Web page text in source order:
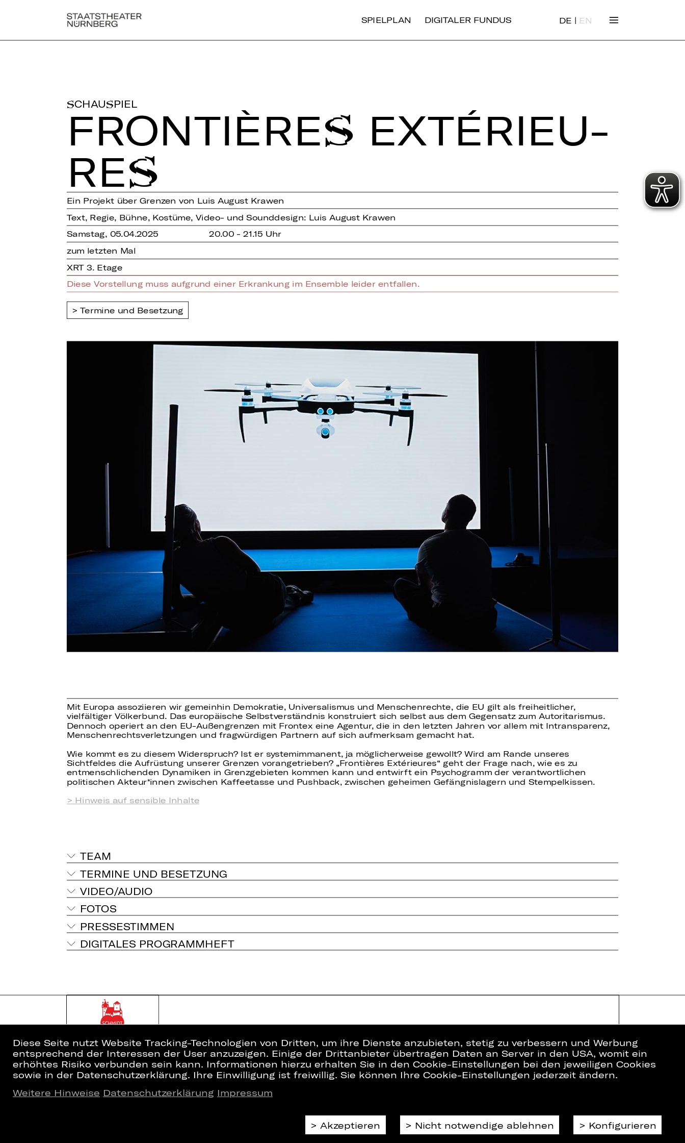
SPIELPLAN DIGITALER FUNDUS DE | EN
SCHAUSPIEL
FRON­TIÈ­RES EX­TÉ­RI­EU­
RES
Ein Projekt über Grenzen von Luis August Krawen
Text, Regie, Bühne, Kostüme, Video- und Sounddesign: Luis August Krawen
Samstag, 05.04.2025
20.00 - 21.15 Uhr
zum letzten Mal
XRT 3. Etage
Diese Vorstellung muss aufgrund einer Erkrankung im Ensemble leider entfallen.
Termine und Besetzung
Mit Europa assoziieren wir gemeinhin Demokratie, Universalismus und Menschenrechte, die EU gilt als freiheitlicher,
vielfältiger Völkerbund. Das europäische Selbstverständnis konstruiert sich selbst aus dem Gegensatz zum Autoritarismus.
Dennoch operiert an den EU-Außengrenzen mit Frontex eine Agentur, die in den letzten Jahren vor allem mit Intransparenz,
Menschenrechtsverletzungen und fragwürdigen Partnern auf sich aufmerksam gemacht hat.
Wie kommt es zu diesem Widerspruch? Ist er systemimmanent, ja möglicherweise gewollt? Wird am Rande unseres
Sichtfeldes die Aufrüstung unserer Grenzen vorangetrieben? „Frontières Extérieures“ geht der Frage nach, wie es zu
entmenschlichenden Dynamiken in Grenzgebieten kommen kann und entwirft ein Psychogramm der verantwortlichen
politischen Akteur*innen zwischen Kaffeetasse und Pushback, zwischen geheimen Gefängnislagern und Stempelkissen.
> Hinweis auf sensible Inhalte
TEAM
TERMINE UND BESETZUNG
VIDEO/AUDIO
FOTOS
PRESSESTIMMEN
DIGITALES PROGRAMMHEFT
Home Newsletter
Diese Seite nutzt Website Tracking-Technologien von Dritten, um ihre Dienste anzubieten, stetig zu verbessern und Werbung
entsprechend der Interessen der User anzuzeigen. Einige der Drittanbieter übertragen Daten an Server in den USA, womit ein
erhöhtes Risiko verbunden sein kann. Informationen hierzu erhalten Sie in den Cookie-Einstellungen bei den jeweiligen Cookies
sowie in der Datenschutzerklärung. Ihre Einwilligung ist freiwillig. Sie können Ihre Cookie-Einstellungen jederzeit ändern.
Weitere Hinweise Datenschutzerklärung Impressum
Akzeptieren Nicht notwendige ablehnen Konfigurieren